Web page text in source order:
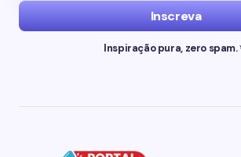
Inscreva
Inspiração pura, zero spam.